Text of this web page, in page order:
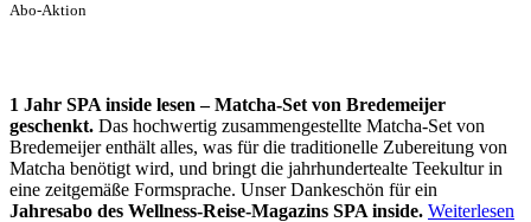
Abo-Aktion
1 Jahr SPA inside lesen – Matcha-Set von Bredemeijer
geschenkt. Das hochwertig zusammengestellte Matcha-Set von
Bredemeijer enthält alles, was für die traditionelle Zubereitung von
Matcha benötigt wird, und bringt die jahrhundertealte Teekultur in
eine zeitgemäße Formsprache. Unser Dankeschön für ein
Jahresabo des Wellness-Reise-Magazins SPA inside. Weiterlesen